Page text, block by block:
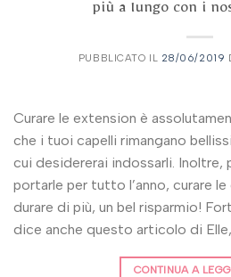
più a lungo con i
PUBBLICATO IL 28/06/2019
Curare le extension è
che i tuoi capelli rimangano
cui desidererai indossarli. Inoltre,
portarle per tutto l’anno, curare
durare di più, un bel risparmio!
dice anche questo articolo di Elle,
CONTINUA A